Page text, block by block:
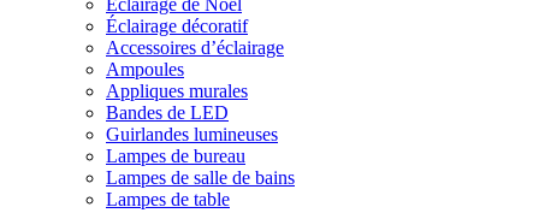
Éclairage de Noël
Éclairage décoratif
Accessoires d’éclairage
Ampoules
Appliques murales
Bandes de LED
Guirlandes lumineuses
Lampes de bureau
Lampes de salle de bains
Lampes de table